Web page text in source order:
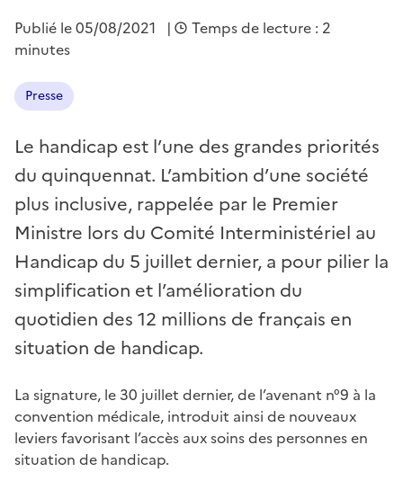
Publié le05/08/2021 |
Temps de lecture : 2
minutes
Presse
Le handicap est l’une des grandes priorités
du quinquennat. L’ambition d’une société
plus inclusive, rappelée par le Premier
Ministre lors du Comité Interministériel au
Handicap du 5 juillet dernier, a pour pilier la
simplification et l’amélioration du
quotidien des 12 millions de français en
situation de handicap.
La signature, le 30 juillet dernier, de l’avenant n°9 à la
convention médicale, introduit ainsi de nouveaux
leviers favorisant l’accès aux soins des personnes en
situation de handicap.